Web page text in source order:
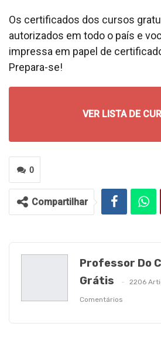
Os certificados dos cursos
autorizados em todo o país e
impressa em papel de
Prepara-se!
VER LISTA DE
0
Compartilhar
Professor Do
Grátis
2206
Comentários